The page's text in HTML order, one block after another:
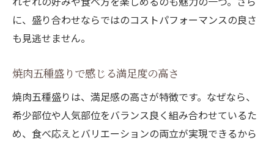
に、盛り合わせならではのコストパフォーマンスの良さ
も見逃せません。
焼肉五種盛りで感じる満足度の高さ
焼肉五種盛りは、満足感の高さが特徴です。なぜなら、
希少部位や人気部位をバランス良く組み合わせているた
め、食べ応えとバリエーションの両立が実現できるから